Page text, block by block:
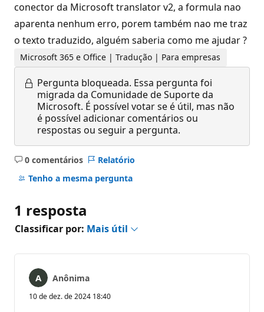
conector da Microsoft translator v2, a formula nao
aparenta nenhum erro, porem também nao me traz
o texto traduzido, alguém saberia como me ajudar ?
Microsoft 365 e Office | Tradução | Para empresas
Pergunta bloqueada. Essa pergunta foi
migrada da Comunidade de Suporte da
Microsoft. É possível votar se é útil, mas não
é possível adicionar comentários ou
respostas ou seguir a pergunta.
0 comentários
Sem
comentários
Relatório
Tenho a mesma pergunta
1 resposta
Classificar por: Mais útil
Anônima
10 de dez. de 2024 18:40